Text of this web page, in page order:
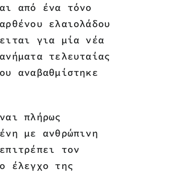
από ένα τόνο
ελαιολάδου
για μία νέα
τελευταίας
αναβαθμίστηκε
πλήρως
με ανθρώπινη
τον
έλεγχο της